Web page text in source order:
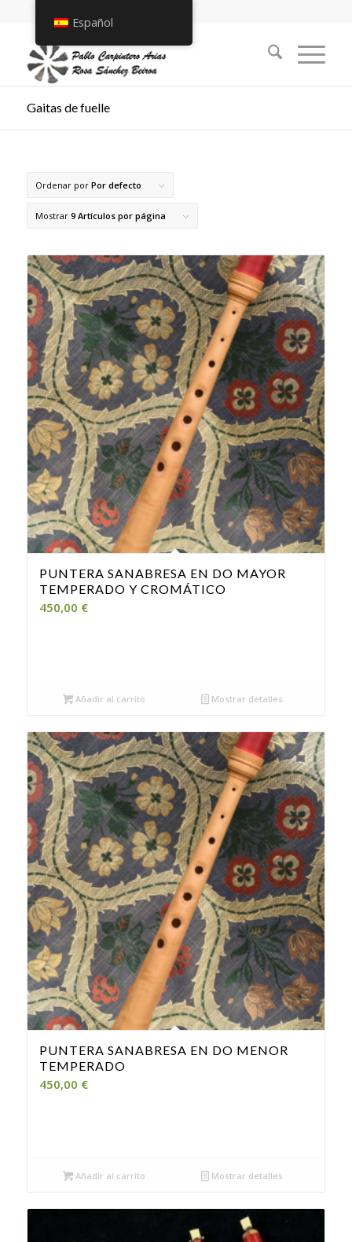
Gaitas de fuelle
Ordenar por Por defecto
Mostrar 9 Artículos por página
PUNTERA SANABRESA EN DO MAYOR
TEMPERADO Y CROMÁTICO
450,00 €
Añadir al carrito Mostrar detalles
PUNTERA SANABRESA EN DO MENOR
TEMPERADO
450,00 €
Añadir al carrito Mostrar detalles
Español